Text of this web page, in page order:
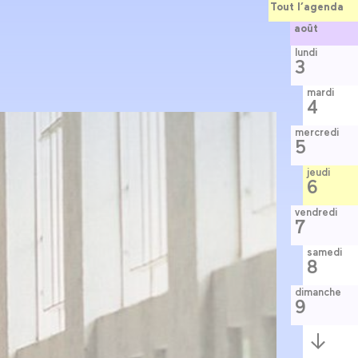
Tout l’agenda
août
lundi
3
mardi
4
mercredi
5
jeudi
6
vendredi
7
samedi
8
dimanche
9
Semaine
suivante